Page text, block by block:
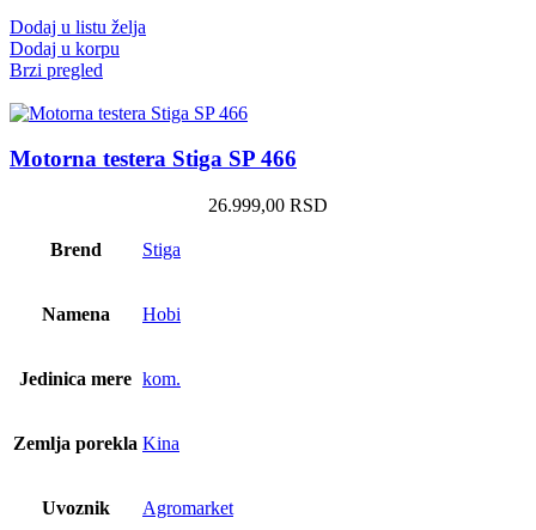
Dodaj u listu želja
Dodaj u korpu
Brzi pregled
Motorna testera Stiga SP 466
26.999,00 RSD
Brend Stiga
Namena Hobi
Jedinica mere kom.
Zemlja porekla Kina
Uvoznik Agromarket